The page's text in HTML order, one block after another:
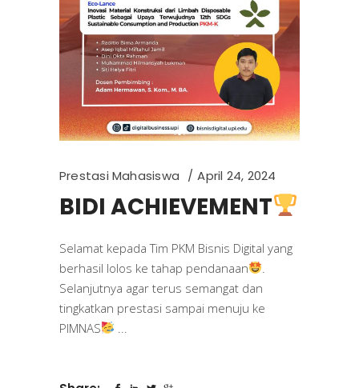
Prestasi Mahasiswa April 24, 2024
BIDI ACHIEVEMENT
Selamat kepada Tim PKM Bisnis Digital yang
berhasil lolos ke tahap pendanaan
Selanjutnya agar terus semangat dan
tingkatkan prestasi sampai menuju ke
PIMNAS